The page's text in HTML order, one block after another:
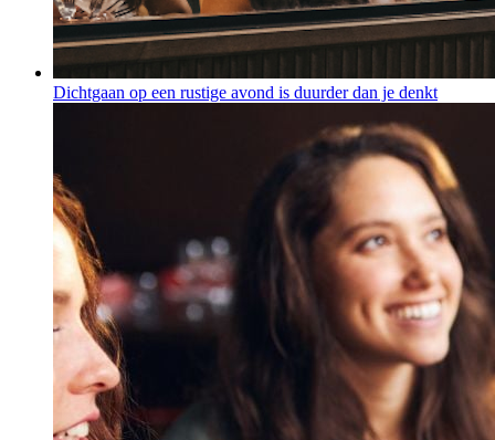
Dichtgaan op een rustige avond is duurder dan je denkt